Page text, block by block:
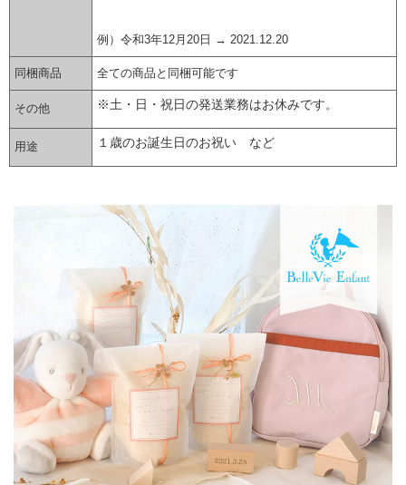
例）令和3年12月20日 → 2021.12.20
同梱商品 全ての商品と同梱可能です
その他 ※土・日・祝日の発送業務はお休みです。
用途 １歳のお誕生日のお祝い など